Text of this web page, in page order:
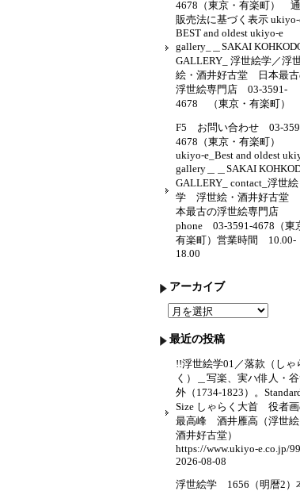
4678（東京・有楽町）
販売法に基づく表示 ukiyo-
BEST and oldest ukiyo-e
gallery_＿SAKAI
GALLERY_ 浮世絵学／浮
絵・酒井好古堂 日本最
浮世絵専門店 03-3591-
4678 （東京・有楽町）
F5 お問い合わせ 03-
4678（東京・有楽町）
ukiyo-e_Best and oldest
gallery＿＿SAKAI
GALLERY_ contact_浮世絵
学 浮世絵・酒井好古堂
本最古の浮世絵専門店
phone 03-3591-4678（東
有楽町）営業時間 10.00-
18.00
アーカイブ
ア
ー
カ
イ
最近の投稿
!!浮世絵学01／落款（しゃ
く）＿写楽、実ハ俳人・
外（1734-1823）。
Size しゃらく大首 役者
最高峰 酒井雁高（浮世絵
酒井好古堂）
https://www.ukiyo-e.co.jp/
2026-08-08
浮世絵学 1656（明暦2）